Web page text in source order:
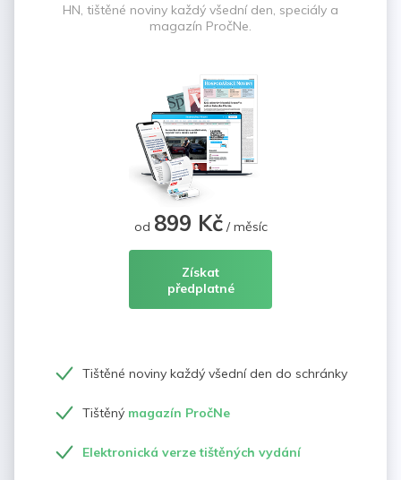
HN, tištěné noviny každý všední den, speciály a
magazín PročNe.
od 899 Kč/ měsíc
Získat
předplatné
Tištěné noviny každý všední den do schránky
Tištěný magazín PročNe
Elektronická verze tištěných vydání